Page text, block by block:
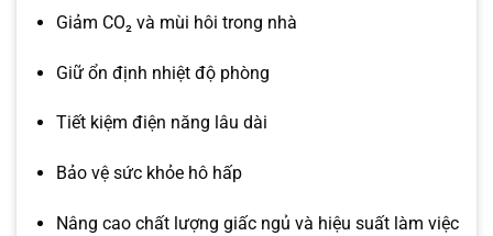
Giảm CO₂ và mùi hôi trong nhà
Giữ ổn định nhiệt độ phòng
Tiết kiệm điện năng lâu dài
Bảo vệ sức khỏe hô hấp
Nâng cao chất lượng giấc ngủ và hiệu suất làm việc